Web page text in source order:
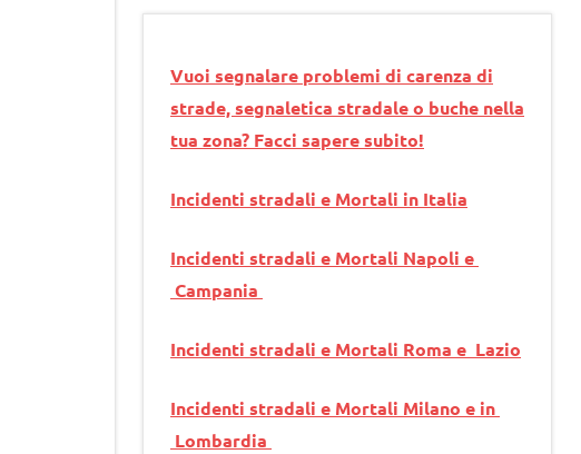
Vuoi segnalare problemi di carenza di
strade, segnaletica stradale o buche nella
tua zona? Facci sapere subito!
Incidenti stradali e Mortali in Italia
Incidenti stradali e Mortali Napoli e
Campania
Incidenti stradali e Mortali Roma e Lazio
Incidenti stradali e Mortali Milano e in
Lombardia